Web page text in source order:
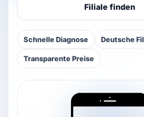
Filialsuche
Blog & Ratgeber
Anmelden
Filiale finden
Schnelle Diagnose Deutsche
Transparente Preise